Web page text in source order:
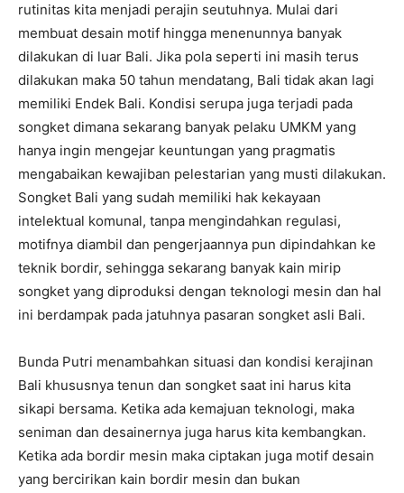
rutinitas kita menjadi perajin seutuhnya. Mulai dari
membuat desain motif hingga menenunnya banyak
dilakukan di luar Bali. Jika pola seperti ini masih terus
dilakukan maka 50 tahun mendatang, Bali tidak akan lagi
memiliki Endek Bali. Kondisi serupa juga terjadi pada
songket dimana sekarang banyak pelaku UMKM yang
hanya ingin mengejar keuntungan yang pragmatis
mengabaikan kewajiban pelestarian yang musti dilakukan.
Songket Bali yang sudah memiliki hak kekayaan
intelektual komunal, tanpa mengindahkan regulasi,
motifnya diambil dan pengerjaannya pun dipindahkan ke
teknik bordir, sehingga sekarang banyak kain mirip
songket yang diproduksi dengan teknologi mesin dan hal
ini berdampak pada jatuhnya pasaran songket asli Bali.
Bunda Putri menambahkan situasi dan kondisi kerajinan
Bali khususnya tenun dan songket saat ini harus kita
sikapi bersama. Ketika ada kemajuan teknologi, maka
seniman dan desainernya juga harus kita kembangkan.
Ketika ada bordir mesin maka ciptakan juga motif desain
yang bercirikan kain bordir mesin dan bukan